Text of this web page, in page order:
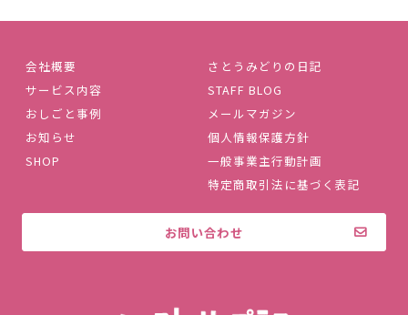
会社概要
サービス内容
おしごと事例
お知らせ
SHOP
さとうみどりの日記
STAFF BLOG
メールマガジン
個人情報保護方針
一般事業主行動計画
特定商取引法に基づく表記
お問い合わせ